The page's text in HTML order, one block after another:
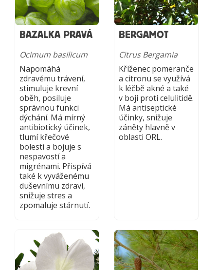
BAZALKA PRAVÁ
Ocimum basilicum
Napomáhá
zdravému trávení,
stimuluje krevní
oběh, posiluje
správnou funkci
dýchání. Má mírný
antibiotický účinek,
tlumí křečové
bolesti a bojuje s
nespavostí a
migrénami. Přispívá
také k vyváženému
duševnímu zdraví,
snižuje stres a
zpomaluje stárnutí.
BERGAMOT
Citrus Bergamia
Kříženec pomeranče
a citronu se využívá
k léčbě akné a také
v boji proti celulitidě.
Má antiseptické
účinky, snižuje
záněty hlavně v
oblasti ORL.